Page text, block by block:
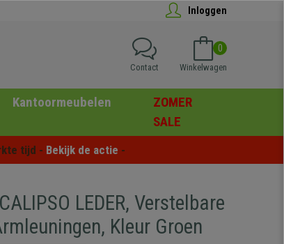
Inloggen
0
Winkelwagen
Contact
Kantoormeubelen
ZOMER
SALE
tijd - Bekijk de actie -
LEDER, Verstelbare
Kleur Groen